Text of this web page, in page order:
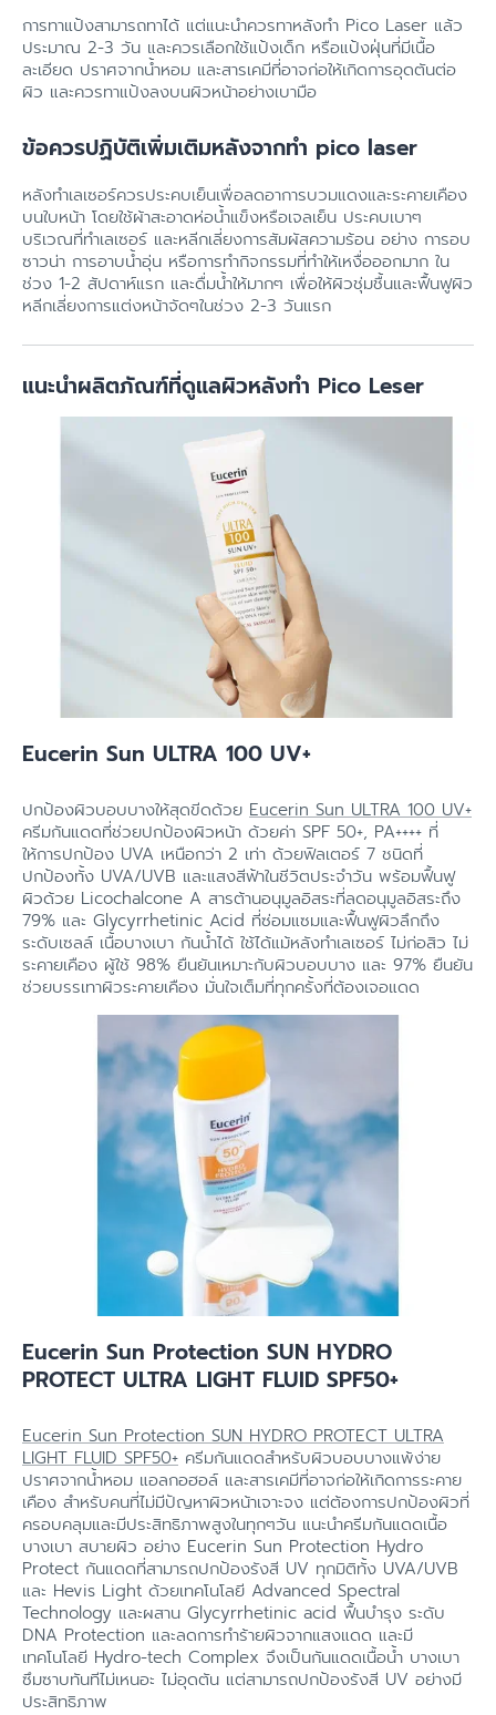
การทาแป้งสามารถทาได้ แต่แนะนำควรทาหลังทำ Pico Laser แล้ว
ประมาณ 2-3 วัน และควรเลือกใช้แป้งเด็ก หรือแป้งฝุ่นที่มีเนื้อ
ละเอียด ปราศจากน้ำหอม และสารเคมีที่อาจก่อให้เกิดการอุดตันต่อ
ผิว และควรทาแป้งลงบนผิวหน้าอย่างเบามือ
ข้อควรปฏิบัติเพิ่มเติมหลังจากทำ pico laser
หลังทำเลเซอร์ควรประคบเย็นเพื่อลดอาการบวมแดงและระคายเคือง
บนใบหน้า โดยใช้ผ้าสะอาดห่อน้ำแข็งหรือเจลเย็น ประคบเบาๆ
บริเวณที่ทำเลเซอร์ และหลีกเลี่ยงการสัมผัสความร้อน อย่าง การอบ
ซาวน่า การอาบน้ำอุ่น หรือการทำกิจกรรมที่ทำให้เหงื่อออกมาก ใน
ช่วง 1-2 สัปดาห์แรก และดื่มน้ำให้มากๆ เพื่อให้ผิวชุ่มชื้นและฟื้นฟูผิว
หลีกเลี่ยงการแต่งหน้าจัดๆในช่วง 2-3 วันแรก
แนะนำผลิตภัณฑ์ที่ดูแลผิวหลังทำ Pico Leser
Eucerin Sun ULTRA 100 UV+
ปกป้องผิวบอบบางให้สุดขีดด้วย Eucerin Sun ULTRA 100 UV+
ครีมกันแดดที่ช่วยปกป้องผิวหน้า ด้วยค่า SPF 50+, PA++++ ที่
ให้การปกป้อง UVA เหนือกว่า 2 เท่า ด้วยฟิลเตอร์ 7 ชนิดที่
ปกป้องทั้ง UVA/UVB และแสงสีฟ้าในชีวิตประจำวัน พร้อมฟื้นฟู
ผิวด้วย Licochalcone A สารต้านอนุมูลอิสระที่ลดอนุมูลอิสระถึง
79% และ Glycyrrhetinic Acid ที่ซ่อมแซมและฟื้นฟูผิวลึกถึง
ระดับเซลล์ เนื้อบางเบา กันน้ำได้ ใช้ได้แม้หลังทำเลเซอร์ ไม่ก่อสิว ไม่
ระคายเคือง ผู้ใช้ 98% ยืนยันเหมาะกับผิวบอบบาง และ 97% ยืนยัน
ช่วยบรรเทาผิวระคายเคือง มั่นใจเต็มที่ทุกครั้งที่ต้องเจอแดด
Eucerin Sun Protection SUN HYDRO
PROTECT ULTRA LIGHT FLUID SPF50+
Eucerin Sun Protection SUN HYDRO PROTECT ULTRA
LIGHT FLUID SPF50+ ครีมกันแดดสำหรับผิวบอบบางแพ้ง่าย
ปราศจากน้ำหอม แอลกอฮอล์ และสารเคมีที่อาจก่อให้เกิดการระคาย
เคือง สำหรับคนที่ไม่มีปัญหาผิวหน้าเจาะจง แต่ต้องการปกป้องผิวที่
ครอบคลุมและมีประสิทธิภาพสูงในทุกๆวัน แนะนำครีมกันแดดเนื้อ
บางเบา สบายผิว อย่าง Eucerin Sun Protection Hydro
Protect กันแดดที่สามารถปกป้องรังสี UV ทุกมิติทั้ง UVA/UVB
และ Hevis Light ด้วยเทคโนโลยี Advanced Spectral
Technology และผสาน Glycyrrhetinic acid ฟื้นบำรุง ระดับ
DNA Protection และลดการทำร้ายผิวจากแสงแดด และมี
เทคโนโลยี Hydro-tech Complex จึงเป็นกันแดดเนื้อน้ำ บางเบา
ซึมซาบทันทีไม่เหนอะ ไม่อุดตัน แต่สามารถปกป้องรังสี UV อย่างมี
ประสิทธิภาพ